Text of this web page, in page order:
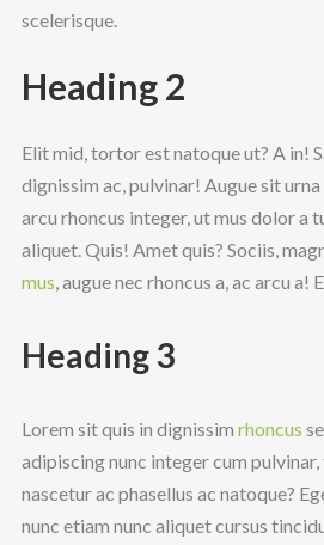
scelerisque.
Heading 2
Elit mid, tortor est natoque ut? A in!
dignissim ac, pulvinar! Augue sit
arcu rhoncus integer, ut mus dolor a
aliquet. Quis! Amet quis? Sociis,
mus, augue nec rhoncus a, ac arcu a!
Heading 3
Lorem sit quis in dignissim rhoncus
adipiscing nunc integer cum
nascetur ac phasellus ac natoque?
nunc etiam nunc aliquet cursus